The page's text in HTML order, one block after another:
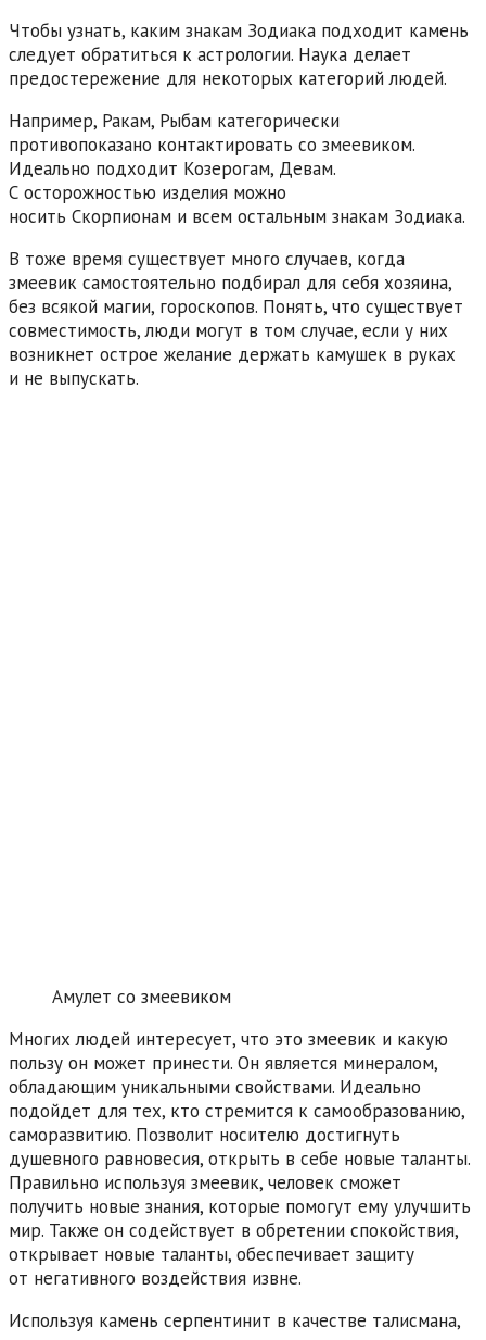
Чтобы узнать, каким знакам Зодиака подходит камень
следует обратиться к астрологии. Наука делает
предостережение для некоторых категорий людей.
Например, Ракам, Рыбам категорически
противопоказано контактировать со змеевиком.
Идеально подходит Козерогам, Девам.
С осторожностью изделия можно
носить Скорпионам и всем остальным знакам Зодиака.
В тоже время существует много случаев, когда
змеевик самостоятельно подбирал для себя хозяина,
без всякой магии, гороскопов. Понять, что существует
совместимость, люди могут в том случае, если у них
возникнет острое желание держать камушек в руках
и не выпускать.
Амулет со змеевиком
Многих людей интересует, что это змеевик и какую
пользу он может принести. Он является минералом,
обладающим уникальными свойствами. Идеально
подойдет для тех, кто стремится к самообразованию,
саморазвитию. Позволит носителю достигнуть
душевного равновесия, открыть в себе новые таланты.
Правильно используя змеевик, человек сможет
получить новые знания, которые помогут ему улучшить
мир. Также он содействует в обретении спокойствия,
открывает новые таланты, обеспечивает защиту
от негативного воздействия извне.
Используя камень серпентинит в качестве талисмана,